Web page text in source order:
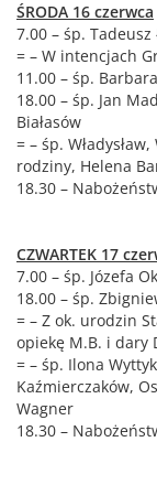
ŚRODA​​​​​ 16 czerwca​​​​
7.00 – śp. Tadeusz
= – W intencjach
11.00 – śp.
18.00 – śp. Jan
Białasów
= – śp.
rodziny, Helena
18.30 –
CZWARTEK​​​​ 17
7.00 – śp. Józefa
18.00 – śp.
= – Z ok. urodzin
opiekę M.B. i dary
= – śp. Ilona
Kaźmierczaków,
Wagner
18.30 –